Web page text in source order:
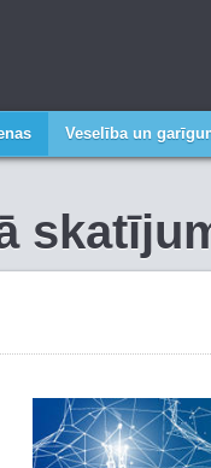
Veselība un